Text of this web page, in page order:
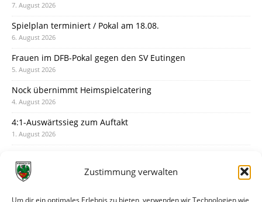
Zustimmung verwalten
Um dir ein optimales Erlebnis zu bieten, verwenden wir Technologien wie
7. August 2026
Spielplan terminiert / Pokal am 18.08.
6. August 2026
Frauen im DFB-Pokal gegen den SV Eutingen
5. August 2026
Nock übernimmt Heimspielcatering
4. August 2026
4:1-Auswärtssieg zum Auftakt
1. August 2026
31. Juli 2026
30. Juli 2026